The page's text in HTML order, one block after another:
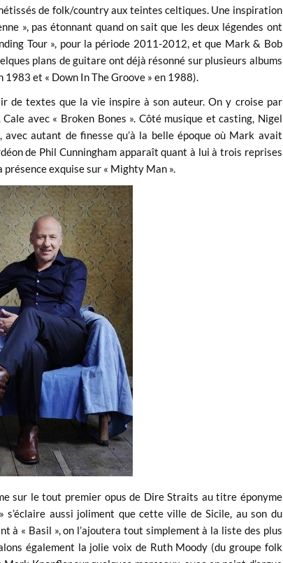
de folk/country aux teintes celtiques. Une inspiration
», pas étonnant quand on sait que les deux légendes ont
Tour », pour la période 2011-2012, et que Mark & Bob
plans de guitare ont déjà résonné sur plusieurs albums
1983 et « Down In The Groove » en 1988).
de textes que la vie inspire à son auteur. On y croise par
avec « Broken Bones ». Côté musique et casting, Nigel
autant de finesse qu’à la belle époque où Mark avait
de Phil Cunningham apparaît quant à lui à trois reprises
exquise sur « Mighty Man ».
sur le tout premier opus de Dire Straits au titre éponyme
aussi joliment que cette ville de Sicile, au son du
à « Basil », on l’ajoutera tout simplement à la liste des plus
également la jolie voix de Ruth Moody (du groupe folk